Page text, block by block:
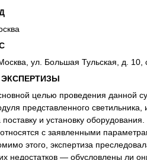
ул. Большая Тульская, д. 10,
целью проведения данной
представленного
поставку и установку
с заявленными
этого, экспертиза
недостатков — обусловлены ли